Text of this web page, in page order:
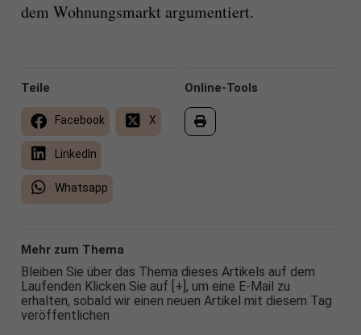
dem Wohnungsmarkt argumentiert.
Online-Tools
Teile
Facebook X
LinkedIn
Whatsapp
Mehr zum Thema
Bleiben Sie über das Thema dieses Artikels auf dem
Laufenden Klicken Sie auf [+], um eine E-Mail zu
erhalten, sobald wir einen neuen Artikel mit diesem Tag
veröffentlichen